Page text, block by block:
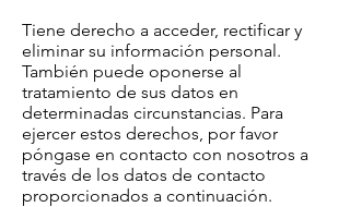
Tiene derecho a acceder, rectificar y
eliminar su información personal.
También puede oponerse al
tratamiento de sus datos en
determinadas circunstancias. Para
ejercer estos derechos, por favor
póngase en contacto con nosotros a
través de los datos de contacto
proporcionados a continuación.